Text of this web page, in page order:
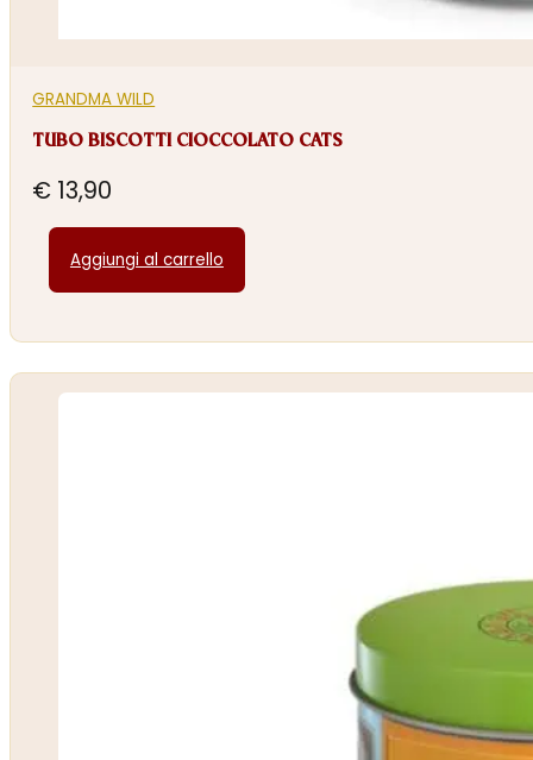
GRANDMA WILD
TUBO BISCOTTI CIOCCOLATO CATS
€ 13,90
Aggiungi al carrello